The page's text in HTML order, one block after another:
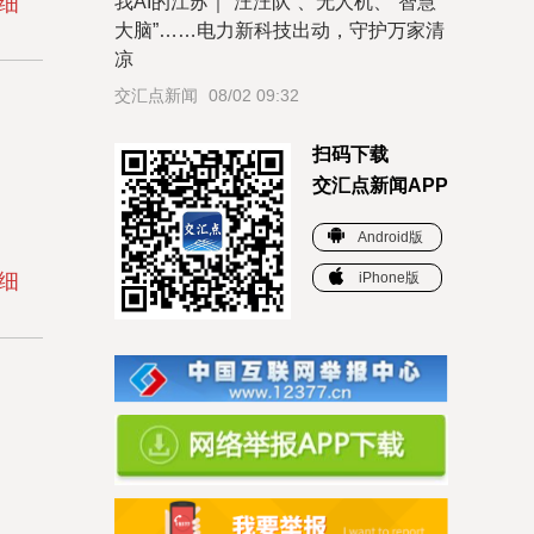
大脑”……电力新科技出动，守护万家清
凉
交汇点新闻 08/02 09:32
扫码下载
交汇点新闻APP
Android版
iPhone版